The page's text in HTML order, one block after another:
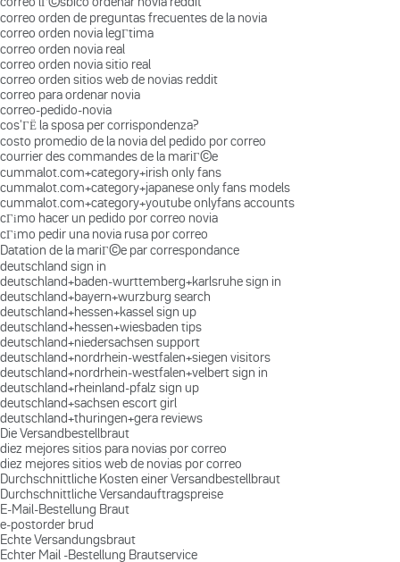
correo orden de preguntas frecuentes de la novia
correo orden novia legГ­tima
correo orden novia real
correo orden novia sitio real
correo orden sitios web de novias reddit
correo para ordenar novia
correo-pedido-novia
cos'ГЁ la sposa per corrispondenza?
costo promedio de la novia del pedido por correo
courrier des commandes de la mariГ©e
cummalot.com+category+irish only fans
cummalot.com+category+japanese only fans models
cummalot.com+category+youtube onlyfans accounts
cГіmo hacer un pedido por correo novia
cГіmo pedir una novia rusa por correo
Datation de la mariГ©e par correspondance
deutschland sign in
deutschland+baden-wurttemberg+karlsruhe sign in
deutschland+bayern+wurzburg search
deutschland+hessen+kassel sign up
deutschland+hessen+wiesbaden tips
deutschland+niedersachsen support
deutschland+nordrhein-westfalen+siegen visitors
deutschland+nordrhein-westfalen+velbert sign in
deutschland+rheinland-pfalz sign up
deutschland+sachsen escort girl
deutschland+thuringen+gera reviews
Die Versandbestellbraut
diez mejores sitios para novias por correo
diez mejores sitios web de novias por correo
Durchschnittliche Kosten einer Versandbestellbraut
Durchschnittliche Versandauftragspreise
E-Mail-Bestellung Braut
e-postorder brud
Echte Versandungsbraut
Echter Mail -Bestellung Brautservice